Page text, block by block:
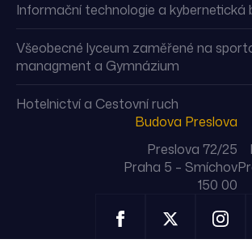
Informační technologie a kybernetická
Všeobecné lyceum zaměřené na
managment a Gymnázium
Hotelnictví a Cestovní ruch
Budova Preslova
Preslova 72/25
Praha 5 – Smíchov
150 00